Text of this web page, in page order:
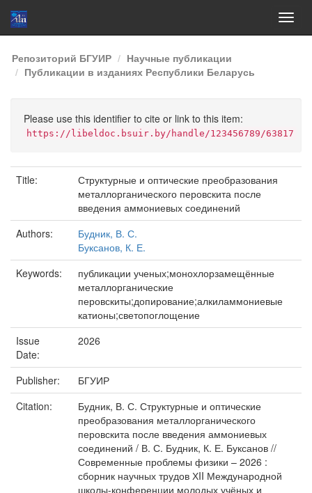
Skip
navigation
Репозиторий БГУИР
Научные публикации
Публикации в изданиях Республики Беларусь
Please use this identifier to cite or link to this item:
https://libeldoc.bsuir.by/handle/123456789/63817
Title:
Структурные и оптические преобразования
металлорганического перовскита после
введения аммониевых соединений
Authors:
Будник, В. С.
Буксанов, К. Е.
Keywords:
публикации ученых;монохлорзамещённые
металлорганические
перовскиты;допирование;алкиламмониевые
катионы;светопоглощение
Issue
Date:
2026
Publisher:
БГУИР
Citation:
Будник, В. С. Структурные и оптические
преобразования металлорганического
перовскита после введения аммониевых
соединений / В. С. Будник, К. Е. Буксанов //
Современные проблемы физики – 2026 :
сборник научных трудов ХII Международной
школы-конференции молодых учёных и